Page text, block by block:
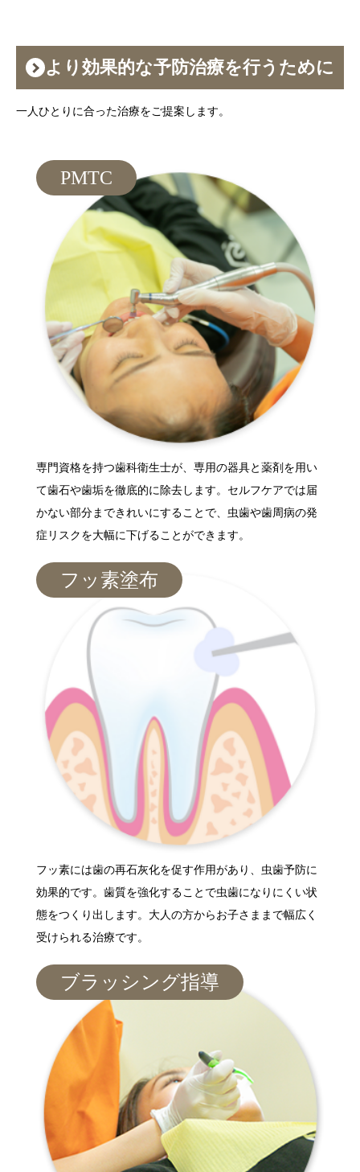
より効果的な予防治療を行うために
一人ひとりに合った治療をご提案します。
PMTC
専門資格を持つ歯科衛生士が、専用の器具と薬剤を用い
て歯石や歯垢を徹底的に除去します。セルフケアでは届
かない部分まできれいにすることで、虫歯や歯周病の発
症リスクを大幅に下げることができます。
フッ素塗布
フッ素には歯の再石灰化を促す作用があり、虫歯予防に
効果的です。歯質を強化することで虫歯になりにくい状
態をつくり出します。大人の方からお子さままで幅広く
受けられる治療です。
ブラッシング指導